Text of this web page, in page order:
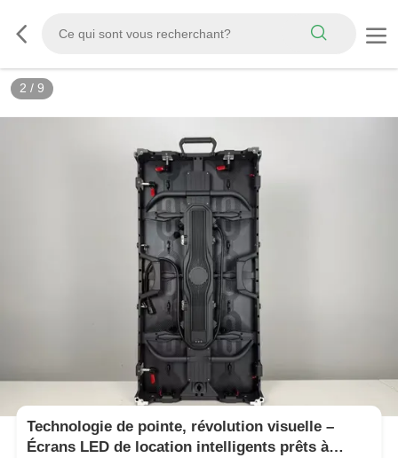
3 / 9
Technologie de pointe, révolution visuelle –
Écrans LED de location intelligents prêts à